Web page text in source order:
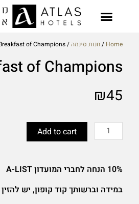
Home
/חנות סינמה / Breakfast of Champions
of Champions
₪45
Champions
Add to cart
10% הנחה לחברי המועדון A-LIST
במידה וברשותך קוד קופון, יש